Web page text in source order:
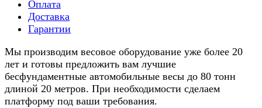
Оплата
Доставка
Гарантии
Мы производим весовое оборудование уже более 20
лет и готовы предложить вам лучшие
бесфундаментные автомобильные весы до 80 тонн
длиной 20 метров. При необходимости сделаем
платформу под ваши требования.